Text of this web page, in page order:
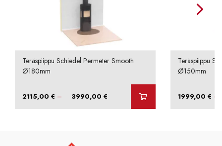
Teräspiippu Schiedel Permeter Smooth
Ø180mm
2115,00€ – 3990,00€ Hintaluokka:
Teräspiippu
Ø150mm
1999,00 € –